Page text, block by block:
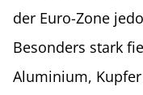
der Euro-Zone
Besonders stark
Aluminium,